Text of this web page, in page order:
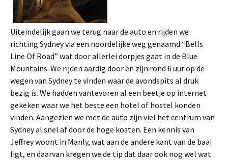
Uiteindelijk gaan we terug naar de auto en rijden we
richting Sydney via een noordelijke weg genaamd “Bells
Line Of Road” wat door allerlei dorpjes gaat in de Blue
Mountains. We rijden aardig door en zijn rond 6 uur op de
wegen van Sydney te vinden waar de avondspits al druk
bezig is. We hadden vantevoren al een beetje op internet
gekeken waar we het beste een hotel of hostel konden
vinden. Aangezien we met de auto zijn viel het centrum van
Sydney al snel af door de hoge kosten. Een kennis van
Jeffrey woont in Manly, wat aan de andere kant van de baai
ligt, en daarvan kregen we de tip dat daar ook nog wel wat